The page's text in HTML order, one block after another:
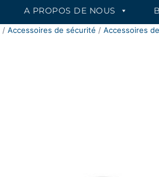
A PROPOS DE NOUS
/ Accessoires de sécurité / Accessoires